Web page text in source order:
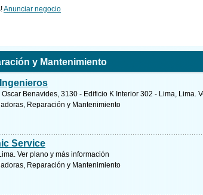
Anunciar negocio
y Mantenimiento
Oscar Benavides, 3130 - Edificio K Interior 302 - Lima, Lima.
Reparación y Mantenimiento
Service
Ver plano y más información
Reparación y Mantenimiento